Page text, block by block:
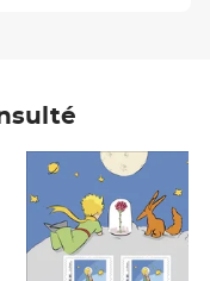
7,50€